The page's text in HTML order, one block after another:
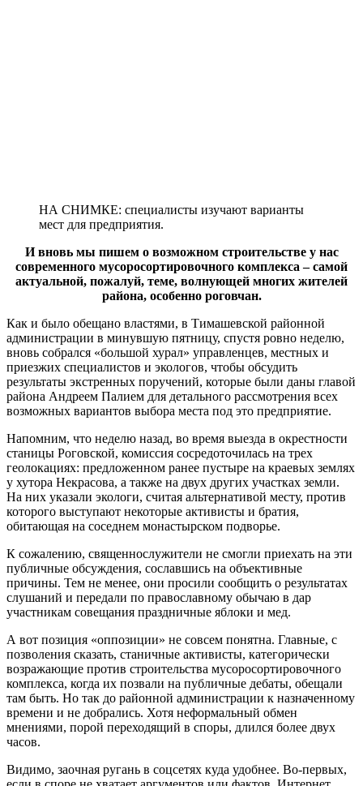
НА СНИМКЕ: специалисты изучают варианты
мест для предприятия.
И вновь мы пишем о возможном строительстве у нас
современного мусоросортировочного комплекса – самой
актуальной, пожалуй, теме, волнующей многих жителей
района, особенно роговчан.
Как и было обещано властями, в Тимашевской районной
администрации в минувшую пятницу, спустя ровно неделю,
вновь собрался «большой хурал» управленцев, местных и
приезжих специалистов и экологов, чтобы обсудить
результаты экстренных поручений, которые были даны главой
района Андреем Палием для детального рассмотрения всех
возможных вариантов выбора места под это предприятие.
Напомним, что неделю назад, во время выезда в окрестности
станицы Роговской, комиссия сосредоточилась на трех
геолокациях: предложенном ранее пустыре на краевых землях
у хутора Некрасова, а также на двух других участках земли.
На них указали экологи, считая альтернативой месту, против
которого выступают некоторые активисты и братия,
обитающая на соседнем монастырском подворье.
К сожалению, священнослужители не смогли приехать на эти
публичные обсуждения, сославшись на объективные
причины. Тем не менее, они просили сообщить о результатах
слушаний и передали по православному обычаю в дар
участникам совещания праздничные яблоки и мед.
А вот позиция «оппозиции» не совсем понятна. Главные, с
позволения сказать, станичные активисты, категорически
возражающие против строительства мусоросортировочного
комплекса, когда их позвали на публичные дебаты, обещали
там быть. Но так до районной администрации к назначенному
времени и не добрались. Хотя неформальный обмен
мнениями, порой переходящий в споры, длился более двух
часов.
Видимо, заочная ругань в соцсетях куда удобнее. Во-первых,